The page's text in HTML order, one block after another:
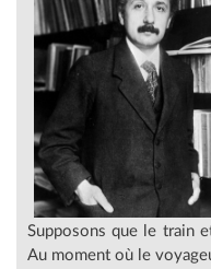
Supposons que le train
Au moment où le